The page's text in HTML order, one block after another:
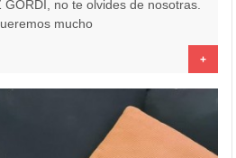
GORDI, no te olvides de nosotras.
mucho
+